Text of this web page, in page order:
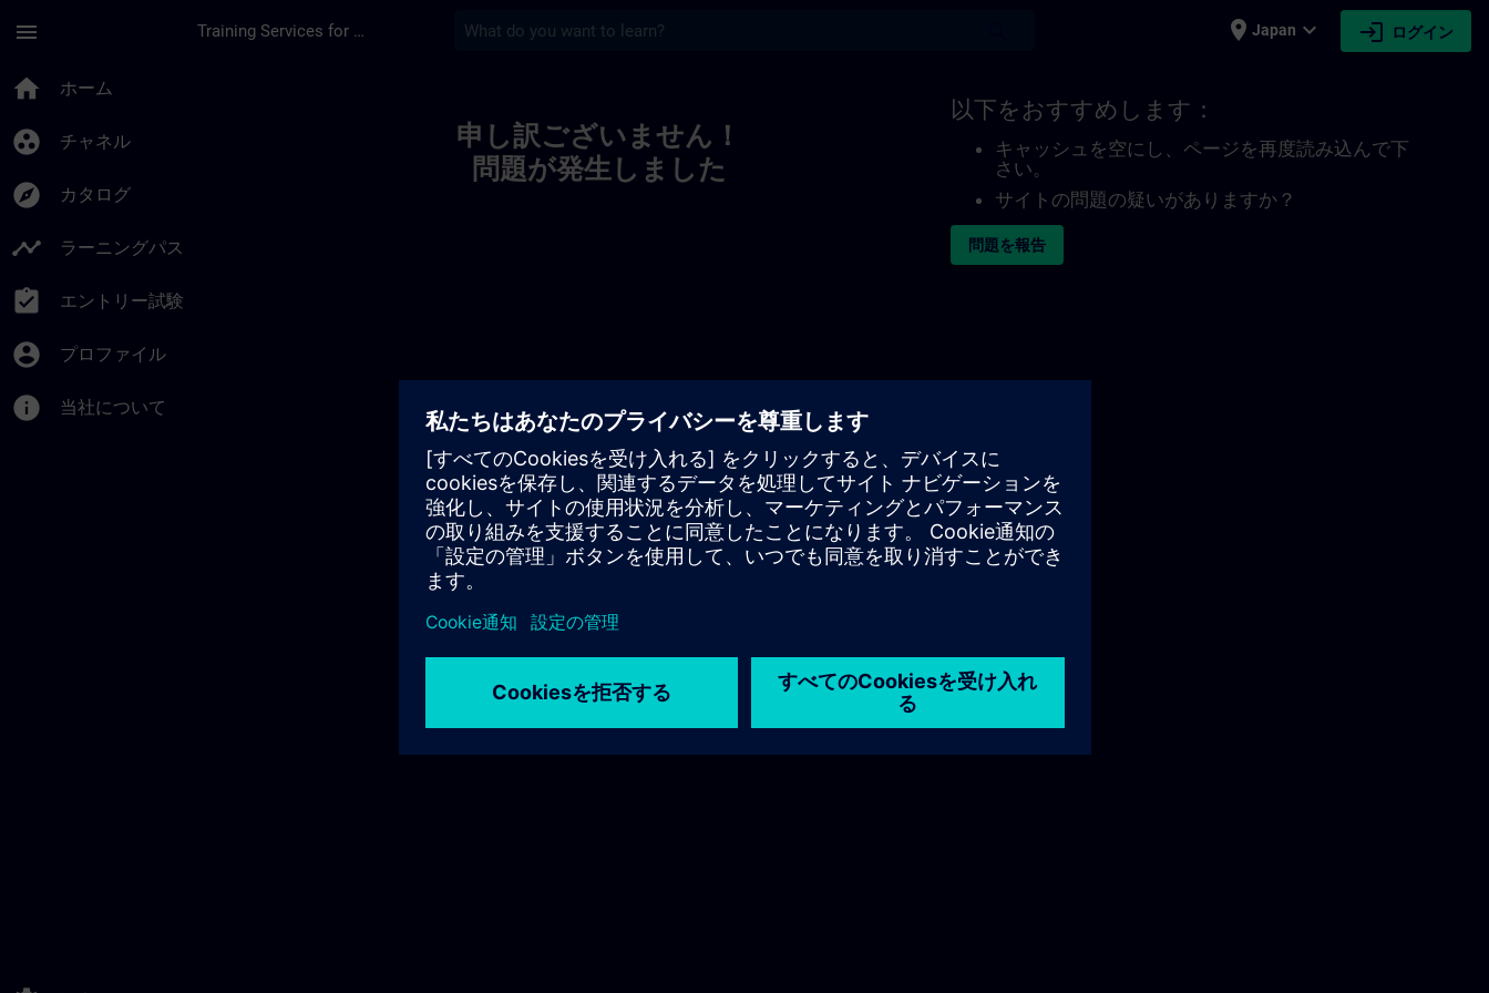
menu Training Services for Digital Industries place Japan expand_more login ログイン
home ホーム
group_work チャネル
explore カタログ
timeline ラーニングパス
assignment_turned_in エントリー試験
account_circle プロファイル
info 当社について
申し訳ございません！
問題が発生しました
以下をおすすめします：
キャッシュを空にし、ページを再度読み込んで下
さい。
サイトの問題の疑いがありますか？
問題を報告